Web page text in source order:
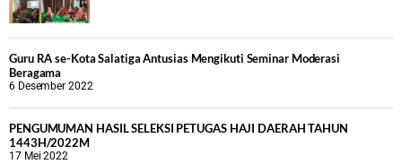
Guru RA se-Kota Salatiga Antusias Mengikuti Seminar Moderasi
Beragama
6 Desember 2022
PENGUMUMAN HASIL SELEKSI PETUGAS HAJI DAERAH TAHUN
1443H/2022M
17 Mei 2022